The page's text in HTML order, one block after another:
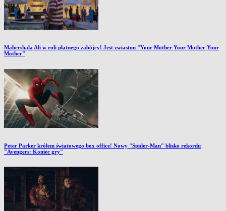
Mahershala Ali w roli płatnego zabójcy! Jest zwiastun "Your Mother Your Mother Your
Mother"
Peter Parker królem światowego box office! Nowy "Spider-Man" blisko rekordu
"Avengers: Koniec gry"